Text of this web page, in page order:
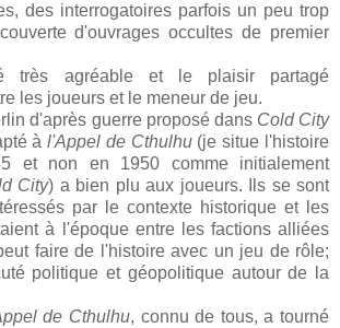
des interrogatoires parfois un peu trop
d'ouvrages occultes de premier
très agréable et le plaisir partagé
les joueurs et le meneur de jeu.
d'après guerre proposé dans Cold City
àl'Appel de Cthulhu(je situe l'histoire
et non en 1950 comme initialement
City) a bien plu aux joueurs. Ils se sont
par le contexte historique et les
à l'époque entre les factions alliées
faire de l'histoire avec un jeu de rôle;
politique et géopolitique autour de la
de Cthulhu, connu de tous, a tourné